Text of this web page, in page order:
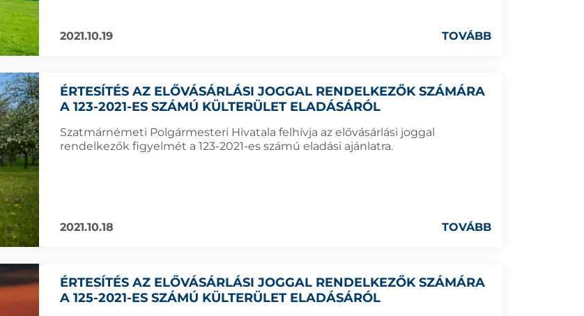
2021.10.19 TOVÁBB
ÉRTESÍTÉS AZ ELŐVÁSÁRLÁSI JOGGAL RENDELKEZŐK SZÁMÁRA
A 123-2021-ES SZÁMÚ KÜLTERÜLET ELADÁSÁRÓL
Szatmárnémeti Polgármesteri Hivatala felhívja az elővásárlási joggal
rendelkezők figyelmét a 123-2021-es számú eladási ajánlatra.
2021.10.18 TOVÁBB
ÉRTESÍTÉS AZ ELŐVÁSÁRLÁSI JOGGAL RENDELKEZŐK SZÁMÁRA
A 125-2021-ES SZÁMÚ KÜLTERÜLET ELADÁSÁRÓL